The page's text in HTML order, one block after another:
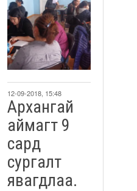
12-09-2018, 15:48
Aрхангай
аймагт 9
сард
сургалт
явагдлаа.